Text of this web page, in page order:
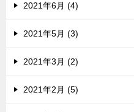
2021年6月 (4)
2021年5月 (3)
2021年3月 (2)
2021年2月 (5)